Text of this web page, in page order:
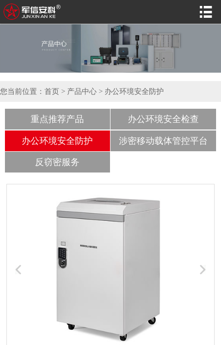

您当前位置： 首页 > 产品中心 > 办公环境安全防护
重点推荐产品 办公环境安全检查
办公环境安全防护 涉密移动载体管控平台
反窃密服务